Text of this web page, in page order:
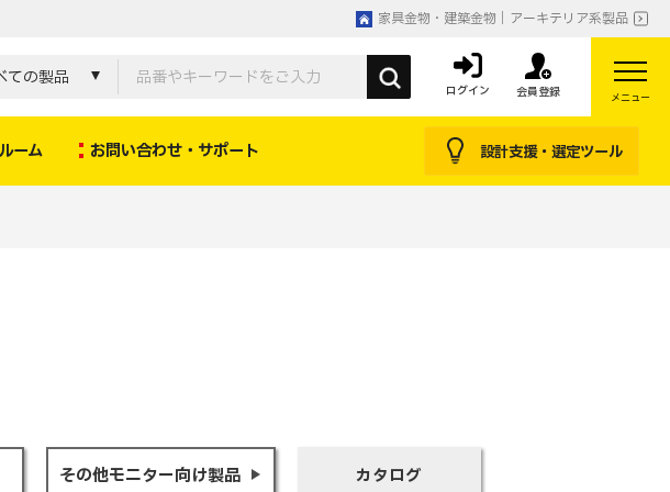
家具金物・建築金物｜アーキテリア系製品
ての製品
ログイン 会員登録 メニュー
ーム お問い合わせ・サポート 設計支援・選定ツール
その他モニター向け製品 カタログ